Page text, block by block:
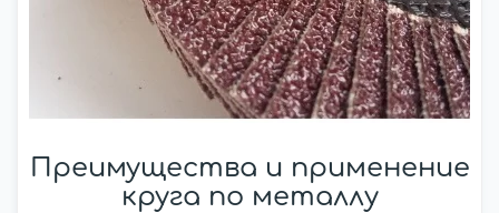
Преимущества и применение
круга по металлу